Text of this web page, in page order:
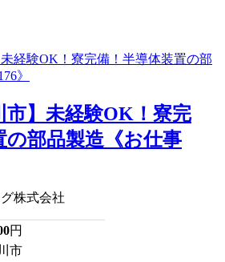
市】未経験OK！寮完
の部品製造《お仕事
株式会社
円
市